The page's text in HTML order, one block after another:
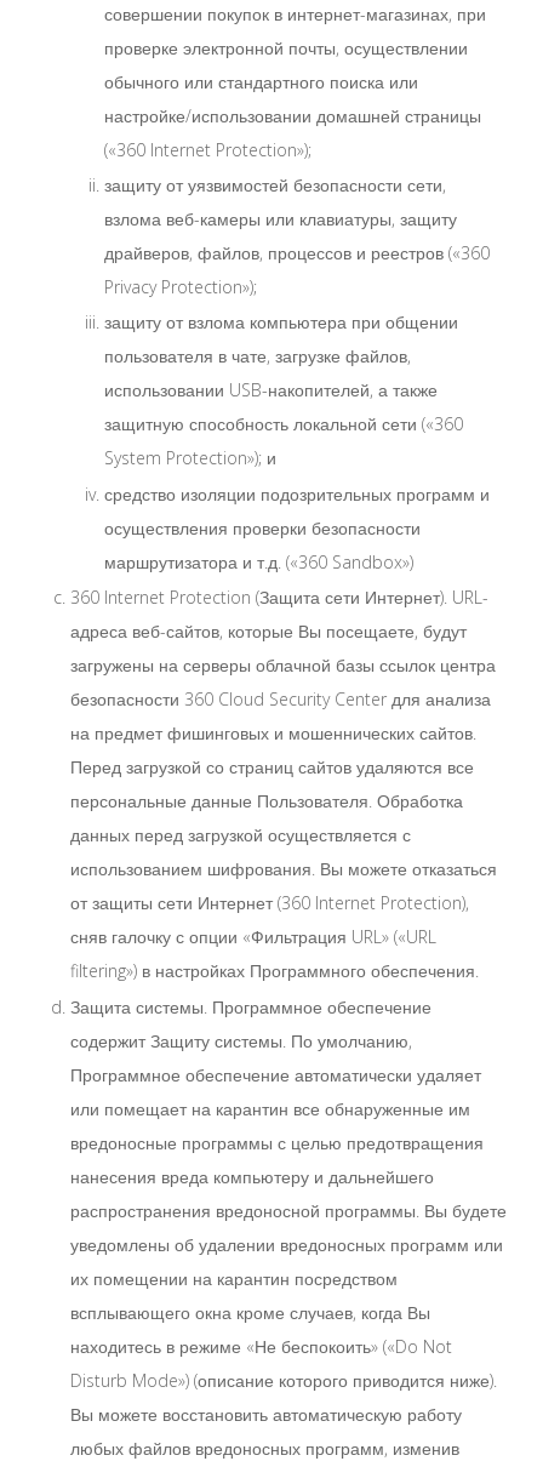
совершении покупок в интернет-магазинах, при
проверке электронной почты, осуществлении
обычного или стандартного поиска или
настройке/использовании домашней страницы
(«360 Internet Protection»);
защиту от уязвимостей безопасности сети,
взлома веб-камеры или клавиатуры, защиту
драйверов, файлов, процессов и реестров («360
Privacy Protection»);
защиту от взлома компьютера при общении
пользователя в чате, загрузке файлов,
использовании USB-накопителей, а также
защитную способность локальной сети («360
System Protection»); и
средство изоляции подозрительных программ и
осуществления проверки безопасности
маршрутизатора и т.д. («360 Sandbox»)
360 Internet Protection (Защита сети Интернет). URL-
адреса веб-сайтов, которые Вы посещаете, будут
загружены на серверы облачной базы ссылок центра
безопасности 360 Cloud Security Center для анализа
на предмет фишинговых и мошеннических сайтов.
Перед загрузкой со страниц сайтов удаляются все
персональные данные Пользователя. Обработка
данных перед загрузкой осуществляется с
использованием шифрования. Вы можете отказаться
от защиты сети Интернет (360 Internet Protection),
сняв галочку с опции «Фильтрация URL» («URL
filtering») в настройках Программного обеспечения.
Защита системы. Программное обеспечение
содержит Защиту системы. По умолчанию,
Программное обеспечение автоматически удаляет
или помещает на карантин все обнаруженные им
вредоносные программы с целью предотвращения
нанесения вреда компьютеру и дальнейшего
распространения вредоносной программы. Вы будете
уведомлены об удалении вредоносных программ или
их помещении на карантин посредством
всплывающего окна кроме случаев, когда Вы
находитесь в режиме «Не беспокоить» («Do Not
Disturb Mode») (описание которого приводится ниже).
Вы можете восстановить автоматическую работу
любых файлов вредоносных программ, изменив